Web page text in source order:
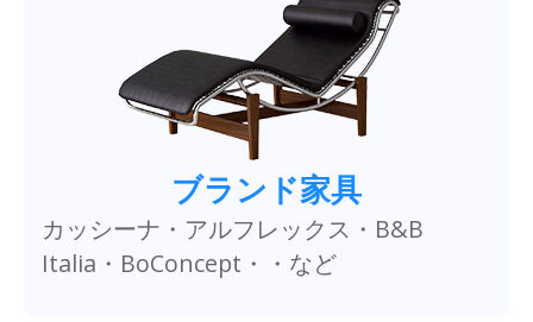
ブランド家具
カッシーナ・アルフレックス・B&B
Italia・BoConcept・・など